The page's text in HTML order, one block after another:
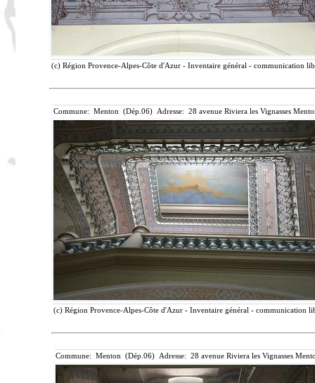
(c) Région Provence-Alpes-Côte d'Azur - Inventaire général - communication
Commune: Menton (Dép.06) Adresse: 28 avenue Riviera les Vignasses
(c) Région Provence-Alpes-Côte d'Azur - Inventaire général - communication
Commune: Menton (Dép.06) Adresse: 28 avenue Riviera les Vignasses